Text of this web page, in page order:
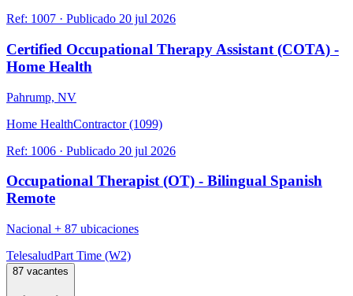
Ref: 1007 · Publicado 20 jul 2026
Certified Occupational Therapy Assistant (COTA) -
Home Health
Pahrump, NV
Home HealthContractor (1099)
Ref: 1006 · Publicado 20 jul 2026
Occupational Therapist (OT) - Bilingual Spanish
Remote
Nacional + 87 ubicaciones
TelesaludPart Time (W2)
87 vacantes